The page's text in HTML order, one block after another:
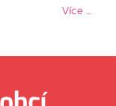
Více …